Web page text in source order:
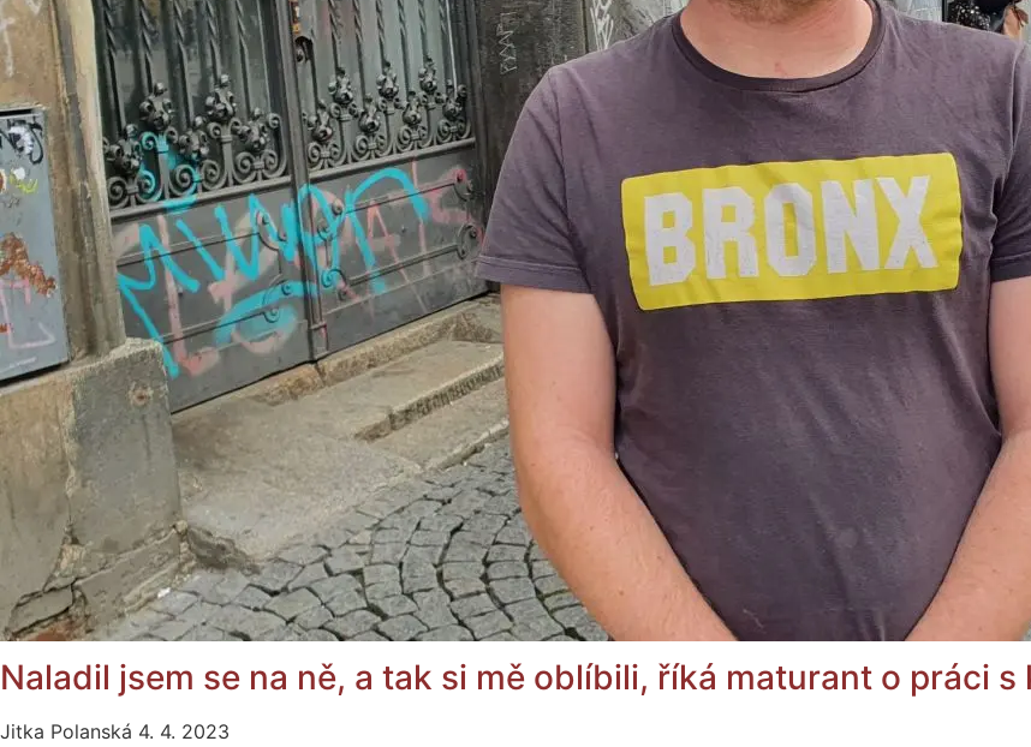
Naladil jsem se na ně, a tak si mě oblíbili, říká maturant o práci
Jitka Polanská 4. 4. 2023